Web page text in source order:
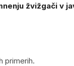
žvižgači v
primerih.